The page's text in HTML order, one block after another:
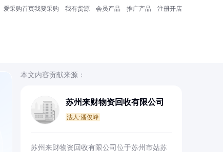
爱采购首页我要采购 我有货源 会员产品 推广产品 注册开店
本文内容贡献来源：
苏州来财物资回收有限公司
法人:潘俊峰
苏州来财物资回收有限公司位于苏州市姑苏